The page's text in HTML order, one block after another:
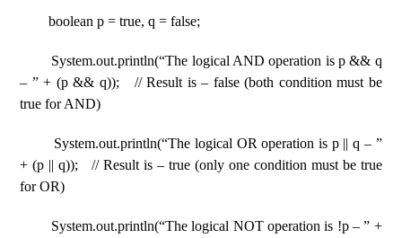
boolean p = true, q = false;
System.out.println(“The logical AND operation is p && q
– ” + (p && q)); // Result is – false (both condition must be
true for AND)
System.out.println(“The logical OR operation is p || q – ”
+ (p || q)); // Result is – true (only one condition must be true
for OR)
System.out.println(“The logical NOT operation is !p – ” +